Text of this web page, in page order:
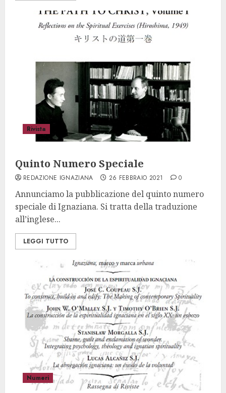
Rivista
Quinto Numero Speciale
REDAZIONE IGNAZIANA 26 FEBBRAIO 2021 0
Annunciamo la pubblicazione del quinto numero
speciale di Ignaziana. Si tratta della traduzione
all’inglese...
LEGGI TUTTO
Numeri